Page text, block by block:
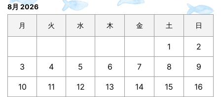
8月 2026
月 火 水 木 金 土 日
1 2
3 4 5 6 7 8 9
10 11 12 13 14 15 16